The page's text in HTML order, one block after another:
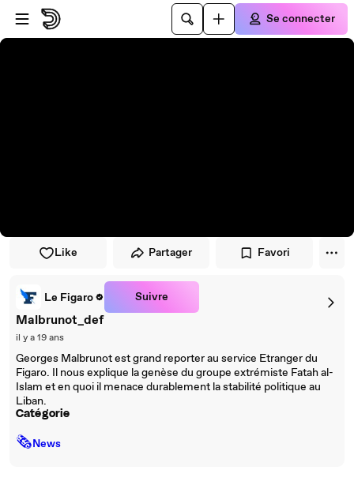
Passer au player
Passer au contenu principal
Se connecter
Like Partager Favori
Le Figaro Suivre
Malbrunot_def
il y a 19 ans
Georges Malbrunot est grand reporter au service Etranger du
Figaro. Il nous explique la genèse du groupe extrémiste Fatah al-
Islam et en quoi il menace durablement la stabilité politique au
Liban.
Catégorie
🗞News